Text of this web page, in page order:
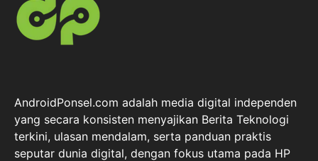
AndroidPonsel.com adalah media digital independen
yang secara konsisten menyajikan Berita Teknologi
terkini, ulasan mendalam, serta panduan praktis
seputar dunia digital, dengan fokus utama pada HP